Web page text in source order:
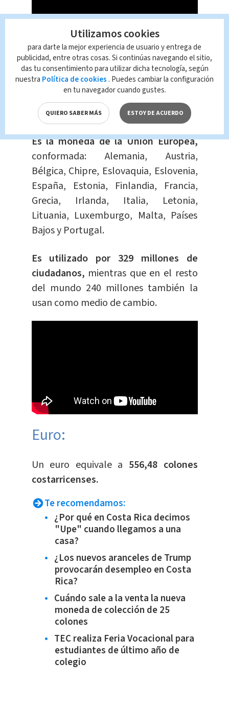
¿Qué es el euro?
Es la moneda de la Unión Europea,
conformada: Alemania, Austria,
Bélgica, Chipre, Eslovaquia, Eslovenia,
España, Estonia, Finlandia, Francia,
Grecia, Irlanda, Italia, Letonia,
Lituania, Luxemburgo, Malta, Países
Bajos y Portugal.
Es utilizado por 329 millones de
ciudadanos, mientras que en el resto
del mundo 240 millones también la
usan como medio de cambio.
Euro:
​Un euro equivale a 556,48 colones
costarricenses.
Te recomendamos:
¿Por qué en Costa Rica decimos
"Upe" cuando llegamos a una
casa?
¿Los nuevos aranceles de Trump
provocarán desempleo en Costa
Rica?
Cuándo sale a la venta la nueva
moneda de colección de 25
colones
TEC realiza Feria Vocacional para
estudiantes de último año de
colegio
Utilizamos cookies
para darte la mejor experiencia de usuario y entrega de
publicidad, entre otras cosas. Si continúas navegando el sitio,
das tu consentimiento para utilizar dicha tecnología, según
nuestra Política de cookies . Puedes cambiar la configuración
en tu navegador cuando gustes.
QUIERO SABER MÁS ESTOY DE ACUERDO